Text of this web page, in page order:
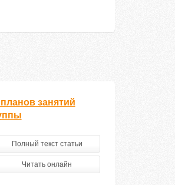
занятий
Полный текст статьи
Читать онлайн